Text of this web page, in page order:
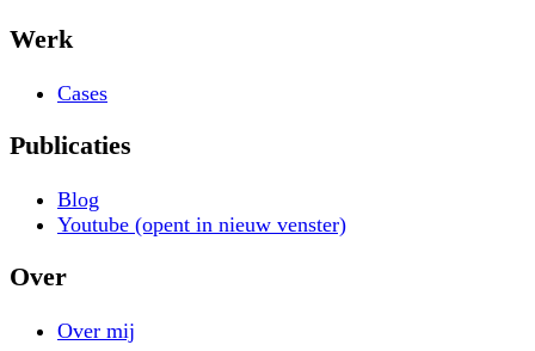
Werk
Cases
Publicaties
Blog
Youtube (opent in nieuw venster)
Over
Over mij